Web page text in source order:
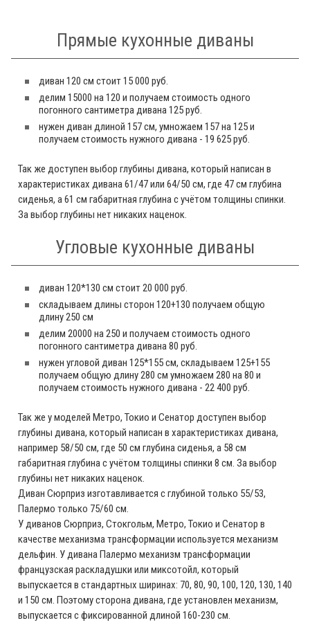
Прямые кухонные диваны
диван 120 см стоит 15 000 руб.
делим 15000 на 120 и получаем стоимость одного
погонного сантиметра дивана 125 руб.
нужен диван длиной 157 см, умножаем 157 на 125 и
получаем стоимость нужного дивана - 19 625 руб.
Так же доступен выбор глубины дивана, который написан в
характеристиках дивана 61/47 или 64/50 см, где 47 см глубина
сиденья, а 61 см габаритная глубина с учётом толщины спинки.
За выбор глубины нет никаких наценок.
Угловые кухонные диваны
диван 120*130 см стоит 20 000 руб.
складываем длины сторон 120+130 получаем общую
длину 250 см
делим 20000 на 250 и получаем стоимость одного
погонного сантиметра дивана 80 руб.
нужен угловой диван 125*155 см, складываем 125+155
получаем общую длину 280 см умножаем 280 на 80 и
получаем стоимость нужного дивана - 22 400 руб.
Так же у моделей Метро, Токио и Сенатор доступен выбор
глубины дивана, который написан в характеристиках дивана,
например 58/50 см, где 50 см глубина сиденья, а 58 см
габаритная глубина с учётом толщины спинки 8 см. За выбор
глубины нет никаких наценок.
Диван Сюрприз изготавливается с глубиной только 55/53,
Палермо только 75/60 см.
У диванов Сюрприз, Стокгольм, Метро, Токио и Сенатор в
качестве механизма трансформации используется механизм
дельфин. У дивана Палермо механизм трансформации
французская раскладушки или миксотойл, который
выпускается в стандартных ширинах: 70, 80, 90, 100, 120, 130, 140
и 150 см. Поэтому сторона дивана, где установлен механизм,
выпускается с фиксированной длиной 160-230 см.